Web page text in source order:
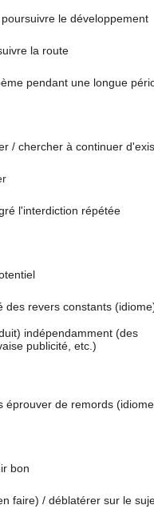
le développement
la route
pendant une longue
/ chercher à continuer
l'interdiction répétée
des revers constants
indépendamment (des
publicité, etc.)
éprouver de remords
bon
faire) / déblatérer sur le